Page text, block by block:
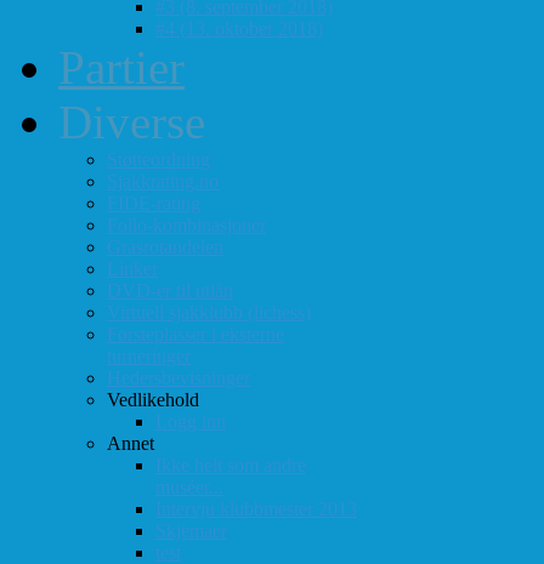
#3 (8. september 2018)
#4 (13. oktober 2018)
Partier
Diverse
Støtteordning
Sjakkrating.no
FIDE-rating
Follo-kombinasjoner
Grasrotandelen
Linker
DVD-er til utlån
Virtuell sjakklubb (lichess)
Førsteplasser i eksterne
turneringer
Hedersbevisninger
Vedlikehold
Logg inn
Annet
Ikke helt som andre
muséer...
Intervju klubbmester 2013
Skjemaer
test